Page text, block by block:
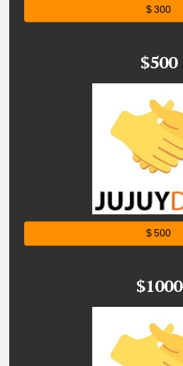
$ 300
$500
$ 500
$1000